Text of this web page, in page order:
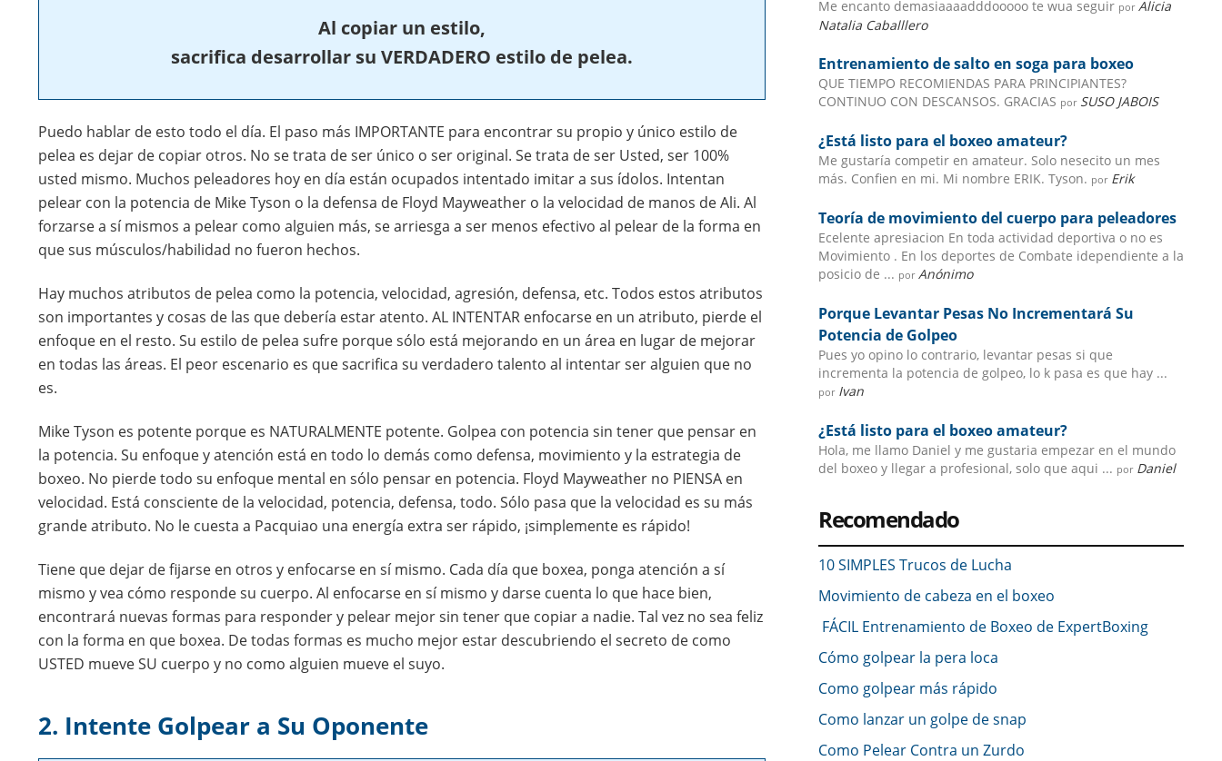
Al copiar un estilo,
sacrifica desarrollar su VERDADERO estilo de pelea.
Puedo hablar de esto todo el día. El paso más IMPORTANTE para encontrar su propio y único estilo de
pelea es dejar de copiar otros. No se trata de ser único o ser original. Se trata de ser Usted, ser 100%
usted mismo. Muchos peleadores hoy en día están ocupados intentado imitar a sus ídolos. Intentan
pelear con la potencia de Mike Tyson o la defensa de Floyd Mayweather o la velocidad de manos de Ali. Al
forzarse a sí mismos a pelear como alguien más, se arriesga a ser menos efectivo al pelear de la forma en
que sus músculos/habilidad no fueron hechos.
Hay muchos atributos de pelea como la potencia, velocidad, agresión, defensa, etc. Todos estos atributos
son importantes y cosas de las que debería estar atento. AL INTENTAR enfocarse en un atributo, pierde el
enfoque en el resto. Su estilo de pelea sufre porque sólo está mejorando en un área en lugar de mejorar
en todas las áreas. El peor escenario es que sacrifica su verdadero talento al intentar ser alguien que no
es.
Mike Tyson es potente porque es NATURALMENTE potente. Golpea con potencia sin tener que pensar en
la potencia. Su enfoque y atención está en todo lo demás como defensa, movimiento y la estrategia de
boxeo. No pierde todo su enfoque mental en sólo pensar en potencia. Floyd Mayweather no PIENSA en
velocidad. Está consciente de la velocidad, potencia, defensa, todo. Sólo pasa que la velocidad es su más
grande atributo. No le cuesta a Pacquiao una energía extra ser rápido, ¡simplemente es rápido!
Tiene que dejar de fijarse en otros y enfocarse en sí mismo. Cada día que boxea, ponga atención a sí
mismo y vea cómo responde su cuerpo. Al enfocarse en sí mismo y darse cuenta lo que hace bien,
encontrará nuevas formas para responder y pelear mejor sin tener que copiar a nadie. Tal vez no sea feliz
con la forma en que boxea. De todas formas es mucho mejor estar descubriendo el secreto de como
USTED mueve SU cuerpo y no como alguien mueve el suyo.
2. Intente Golpear a Su Oponente
Me encanto demasiaaaadddooooo te wua seguir por Alicia
Natalia Caballlero
Entrenamiento de salto en soga para boxeo
QUE TIEMPO RECOMIENDAS PARA PRINCIPIANTES?
CONTINUO CON DESCANSOS. GRACIAS por SUSO JABOIS
¿Está listo para el boxeo amateur?
Me gustaría competir en amateur. Solo nesecito un mes
más. Confien en mi. Mi nombre ERIK. Tyson. por Erik
Teoría de movimiento del cuerpo para peleadores
Ecelente apresiacion En toda actividad deportiva o no es
Movimiento . En los deportes de Combate idependiente a la
posicio de ... por Anónimo
Porque Levantar Pesas No Incrementará Su
Potencia de Golpeo
Pues yo opino lo contrario, levantar pesas si que
incrementa la potencia de golpeo, lo k pasa es que hay ...
por Ivan
¿Está listo para el boxeo amateur?
Hola, me llamo Daniel y me gustaria empezar en el mundo
del boxeo y llegar a profesional, solo que aqui ... por Daniel
Recomendado
10 SIMPLES Trucos de Lucha
Movimiento de cabeza en el boxeo
FÁCIL Entrenamiento de Boxeo de ExpertBoxing
Cómo golpear la pera loca
Como golpear más rápido
Como lanzar un golpe de snap
Como Pelear Contra un Zurdo